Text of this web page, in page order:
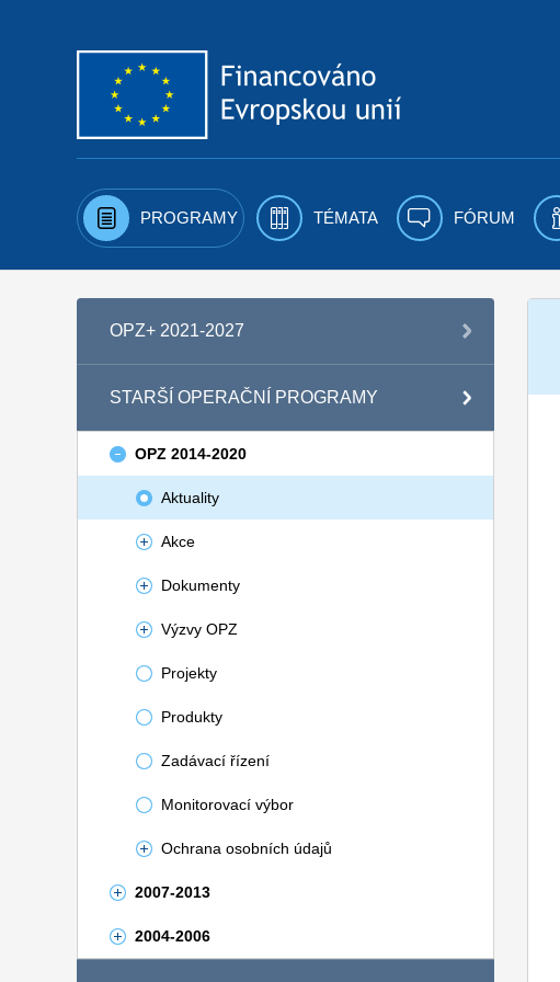
PROGRAMY TÉMATA FÓRUM
OPZ+ 2021-2027
STARŠÍ OPERAČNÍ PROGRAMY
OPZ 2014-2020
Aktuality
Akce
Dokumenty
Výzvy OPZ
Projekty
Produkty
Zadávací řízení
Monitorovací výbor
Ochrana osobních údajů
2007-2013
2004-2006